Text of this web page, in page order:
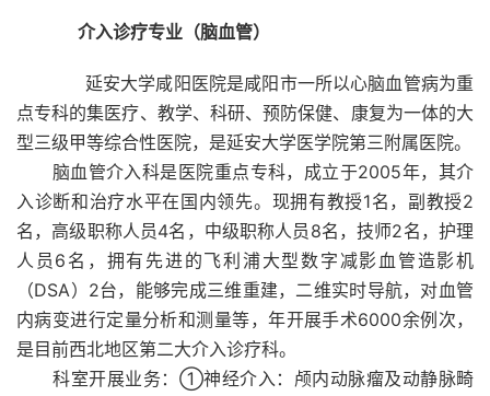
介入诊疗专业（脑血管）
延安大学咸阳医院是咸阳市一所以心脑血管病为重
点专科的集医疗、教学、科研、预防保健、康复为一体的大
型三级甲等综合性医院，是延安大学医学院第三附属医院。
脑血管介入科是医院重点专科，成立于2005年，其介
入诊断和治疗水平在国内领先。现拥有教授1名，副教授2
名，高级职称人员4名，中级职称人员8名，技师2名，护理
人员6名，拥有先进的飞利浦大型数字减影血管造影机
（DSA）2台，能够完成三维重建，二维实时导航，对血管
内病变进行定量分析和测量等，年开展手术6000余例次，
是目前西北地区第二大介入诊疗科。
科室开展业务：①神经介入：颅内动脉瘤及动静脉畸